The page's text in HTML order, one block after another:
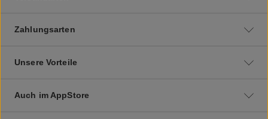
Zahlungsarten
Unsere Vorteile
Auch im AppStore